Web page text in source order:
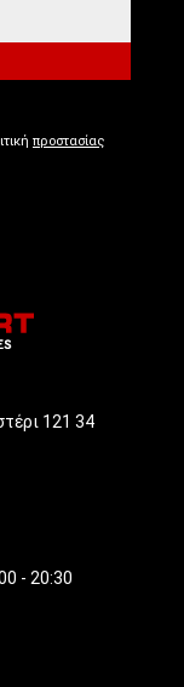
προστασίας
121 34
- 20:30